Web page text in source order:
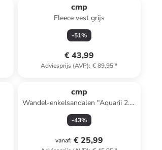
cmp
Fleece vest grijs
-51%
€ 43,99
Adviesprijs (AVP): € 89,95*
cmp
Wandel-enkelsandalen "Aquarii 2.0"
donkerblauw
-43%
vanaf: € 25,99